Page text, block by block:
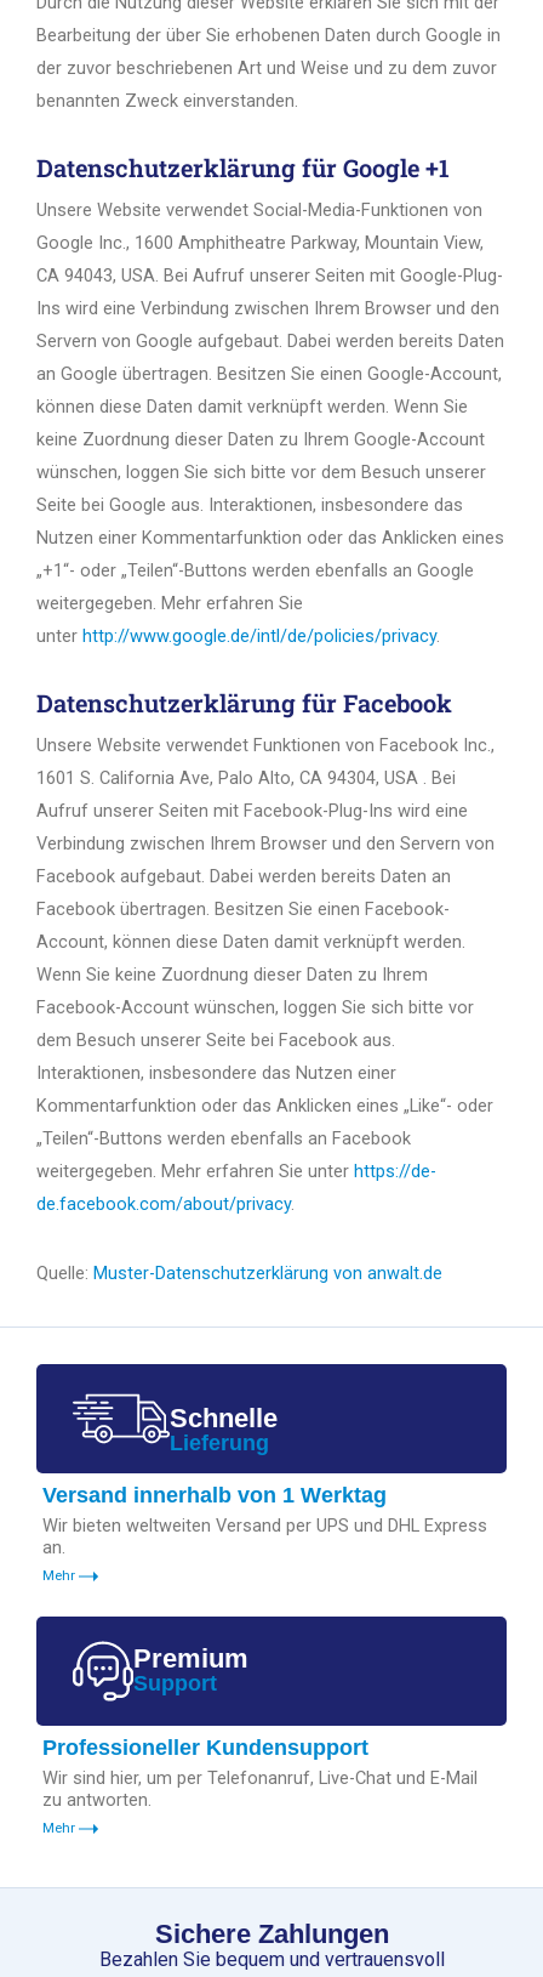
Bearbeitung der über Sie erhobenen Daten durch Google in
der zuvor beschriebenen Art und Weise und zu dem zuvor
benannten Zweck einverstanden.
Datenschutzerklärung für Google +1
Unsere Website verwendet Social-Media-Funktionen von
Google Inc., 1600 Amphitheatre Parkway, Mountain View,
CA 94043, USA. Bei Aufruf unserer Seiten mit Google-Plug-
Ins wird eine Verbindung zwischen Ihrem Browser und den
Servern von Google aufgebaut. Dabei werden bereits Daten
an Google übertragen. Besitzen Sie einen Google-Account,
können diese Daten damit verknüpft werden. Wenn Sie
keine Zuordnung dieser Daten zu Ihrem Google-Account
wünschen, loggen Sie sich bitte vor dem Besuch unserer
Seite bei Google aus. Interaktionen, insbesondere das
Nutzen einer Kommentarfunktion oder das Anklicken eines
„+1“- oder „Teilen“-Buttons werden ebenfalls an Google
weitergegeben. Mehr erfahren Sie
unter http://www.google.de/intl/de/policies/privacy.
Datenschutzerklärung für Facebook
Unsere Website verwendet Funktionen von Facebook Inc.,
1601 S. California Ave, Palo Alto, CA 94304, USA . Bei
Aufruf unserer Seiten mit Facebook-Plug-Ins wird eine
Verbindung zwischen Ihrem Browser und den Servern von
Facebook aufgebaut. Dabei werden bereits Daten an
Facebook übertragen. Besitzen Sie einen Facebook-
Account, können diese Daten damit verknüpft werden.
Wenn Sie keine Zuordnung dieser Daten zu Ihrem
Facebook-Account wünschen, loggen Sie sich bitte vor
dem Besuch unserer Seite bei Facebook aus.
Interaktionen, insbesondere das Nutzen einer
Kommentarfunktion oder das Anklicken eines „Like“- oder
„Teilen“-Buttons werden ebenfalls an Facebook
weitergegeben. Mehr erfahren Sie unter https://de-
de.facebook.com/about/privacy.
Quelle: Muster-Datenschutzerklärung von anwalt.de
Schnelle
Lieferung
Versand innerhalb von 1 Werktag
Wir bieten weltweiten Versand per UPS und DHL Express
an.
Mehr
Premium
Support
Professioneller Kundensupport
Wir sind hier, um per Telefonanruf, Live-Chat und E-Mail
zu antworten.
Mehr
Sichere Zahlungen
Bezahlen Sie bequem und vertrauensvoll